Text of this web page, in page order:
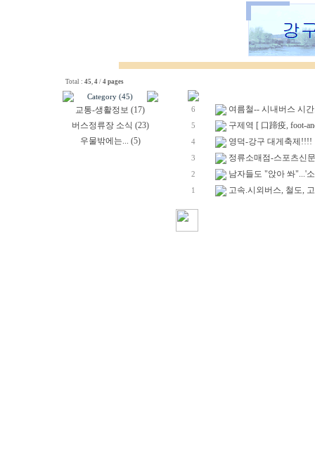
Total : 45, 4/ 4 pages
Category (45)
교통-생활정보 (17)
버스정류장 소식 (23)
우물밖에는... (5)
6 여름철-- 시내버스 시
5 구제역 [ 口蹄疫, foot-
4 영덕-강구 대게축제!!!!
3 정류소매점-스포츠신
2 남자들도 "앉아 쏴"...'
1 고속.시외버스, 철도,